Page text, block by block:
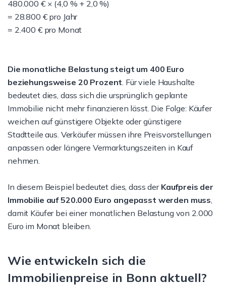
480.000 € × (4,0 % + 2,0 %)
= 28.800 € pro Jahr
= 2.400 € pro Monat
Die monatliche Belastung steigt um 400 Euro
beziehungsweise 20 Prozent. Für viele Haushalte
bedeutet dies, dass sich die ursprünglich geplante
Immobilie nicht mehr finanzieren lässt. Die Folge: Käufer
weichen auf günstigere Objekte oder günstigere
Stadtteile aus. Verkäufer müssen ihre Preisvorstellungen
anpassen oder längere Vermarktungszeiten in Kauf
nehmen.
In diesem Beispiel bedeutet dies, dass der Kaufpreis der
Immobilie auf 520.000 Euro angepasst werden muss,
damit Käufer bei einer monatlichen Belastung von 2.000
Euro im Monat bleiben.
Wie entwickeln sich die
Immobilienpreise in Bonn aktuell?